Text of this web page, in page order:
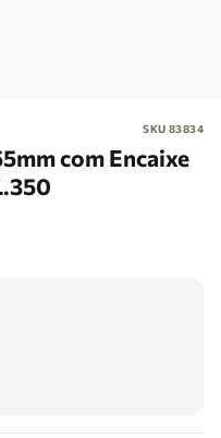
SKU 83834
com Encaixe